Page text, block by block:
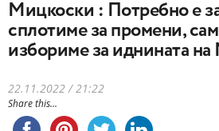
Мицкоски : Потребно е
сплотиме за промени,
избориме за иднината на
22.11.2022 / 21:22
Share this...